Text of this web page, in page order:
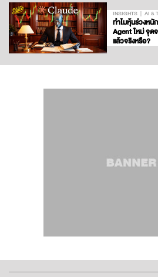
INSIGHTS AI &
ทำไมหุ้นร่วงหนั
Agent ใหม่ จุด
แล้วจริงหรือ?